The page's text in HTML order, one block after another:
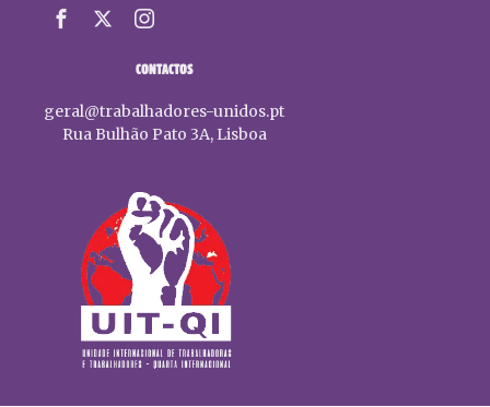
CONTACTOS
geral@trabalhadores-unidos.pt
Rua Bulhão Pato 3A, Lisboa